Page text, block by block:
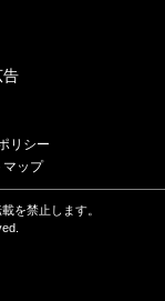
告
リシー
マップ
を禁止します。